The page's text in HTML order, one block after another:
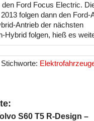
Ford Focus Electric.
folgen dann den Ford-
Antrieb der nächsten
Hybrid folgen, hieß es
Stichworte:
S60 T5 R-Design –